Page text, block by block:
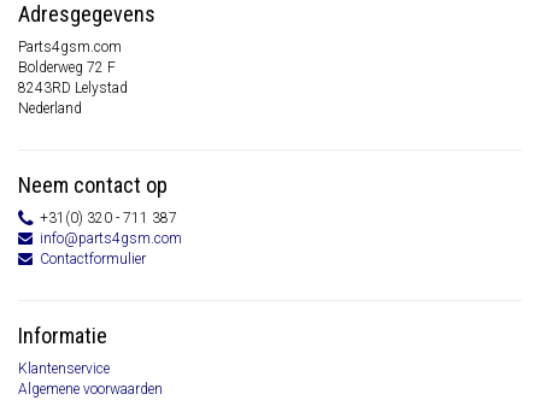
Adresgegevens
Parts4gsm.com
Bolderweg 72 F
8243RD Lelystad
Nederland
Neem contact op
+31(0) 320 - 711 387
info@parts4gsm.com
Contactformulier
Informatie
Klantenservice
Algemene voorwaarden